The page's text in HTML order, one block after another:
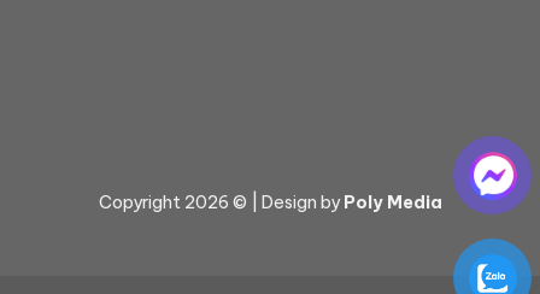
Copyright 2026 © | Design byPoly Media